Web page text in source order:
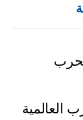
العالمية